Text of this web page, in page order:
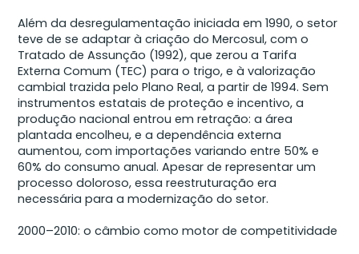
Além da desregulamentação iniciada em 1990, o setor
teve de se adaptar à criação do Mercosul, com o
Tratado de Assunção (1992), que zerou a Tarifa
Externa Comum (TEC) para o trigo, e à valorização
cambial trazida pelo Plano Real, a partir de 1994. Sem
instrumentos estatais de proteção e incentivo, a
produção nacional entrou em retração: a área
plantada encolheu, e a dependência externa
aumentou, com importações variando entre 50% e
60% do consumo anual. Apesar de representar um
processo doloroso, essa reestruturação era
necessária para a modernização do setor.
2000–2010: o câmbio como motor de competitividade